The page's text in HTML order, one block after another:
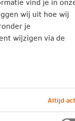
spoed nodig
je niet dichtbij
de lijst met
wij uit hoe wij
je
wijzigen via de
Altijd